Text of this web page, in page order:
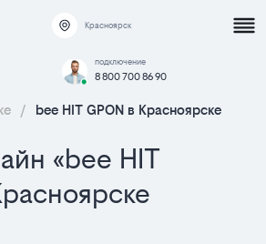
Красноярск
подключение
8 800 700 86 90
/ bee HIT GPON в Красноярске
«bee HIT